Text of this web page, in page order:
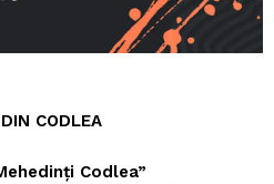
CODLEA
Codlea”